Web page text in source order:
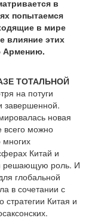
в
попытаемся
в мире
влияние этих
Армению.
ТОТАЛЬНОЙ
на потуги
завершенной.
новая
всего можно
многих
Китай и
решающую роль. И
глобальной
в сочетании с
стратегии Китая и